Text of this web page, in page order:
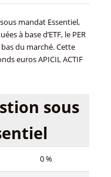
mandat Essentiel,
à base d’ETF, le PER
du marché. Cette
euros APICIL ACTIF
sous
0 %